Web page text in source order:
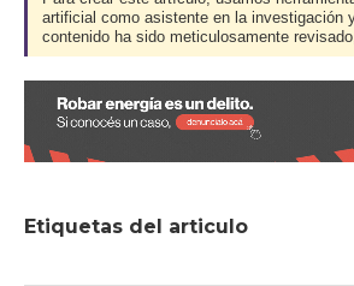
artificial como asistente en la investigación
contenido ha sido meticulosamente
Etiquetas del articulo